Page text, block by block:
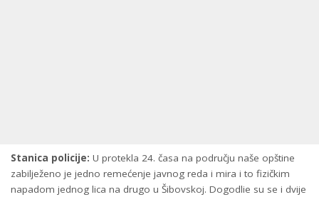
Stanica policije: U protekla 24. časa na području naše opštine
zabilježeno je jedno remećenje javnog reda i mira i to fizičkim
napadom jednog lica na drugo u Šibovskoj. Dogodlie su se i dvije